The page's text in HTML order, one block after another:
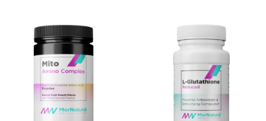
Саплимент Комплекс для
здоровья ЖКТ HP-X -
MorNatural 120 caps